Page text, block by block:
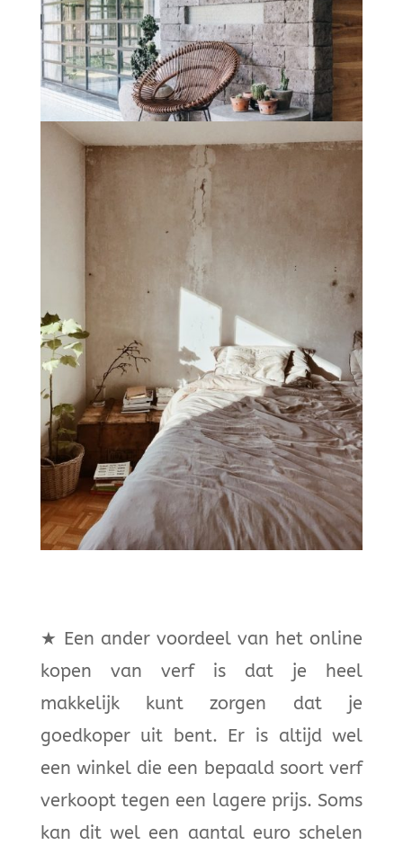
★ Een ander voordeel van het online
kopen van verf is dat je heel
makkelijk kunt zorgen dat je
goedkoper uit bent. Er is altijd wel
een winkel die een bepaald soort verf
verkoopt tegen een lagere prijs. Soms
kan dit wel een aantal euro schelen